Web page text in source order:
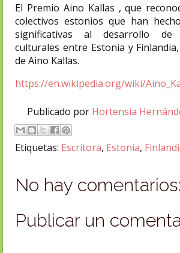
El Premio Aino Kallas , que
colectivos estonios que han
significativas al desarrollo de
culturales entre Estonia y
de Aino Kallas.
https://en.wikipedia.org/wiki/
Publicado por Hortensia
Etiquetas: Escritora, Estonia,
No hay comentarios:
Publicar un